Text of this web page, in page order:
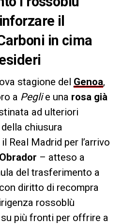
il
in cima
stagione del Genoa,
a Peglie una rosa già
ad ulteriori
chiusura
Real Madrid per l’arrivo
Obrador – atteso a
del trasferimento a
diritto di recompra
rossoblù
più fronti per offrire a